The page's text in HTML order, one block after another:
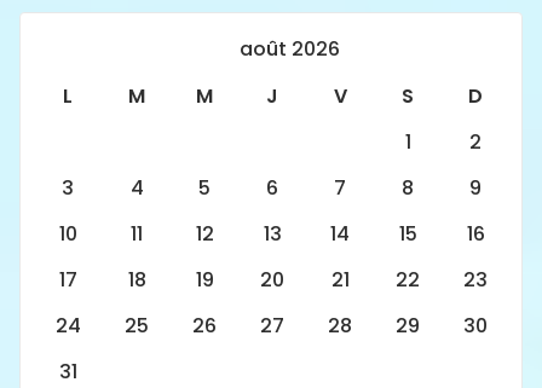
août 2026
L
M M J V S
D
1
2
3
4 5 6 7 8
9
10
11 12 13 14 15
16
17
18 19 20 21 22
23
24
25 26 27 28 29
30
31